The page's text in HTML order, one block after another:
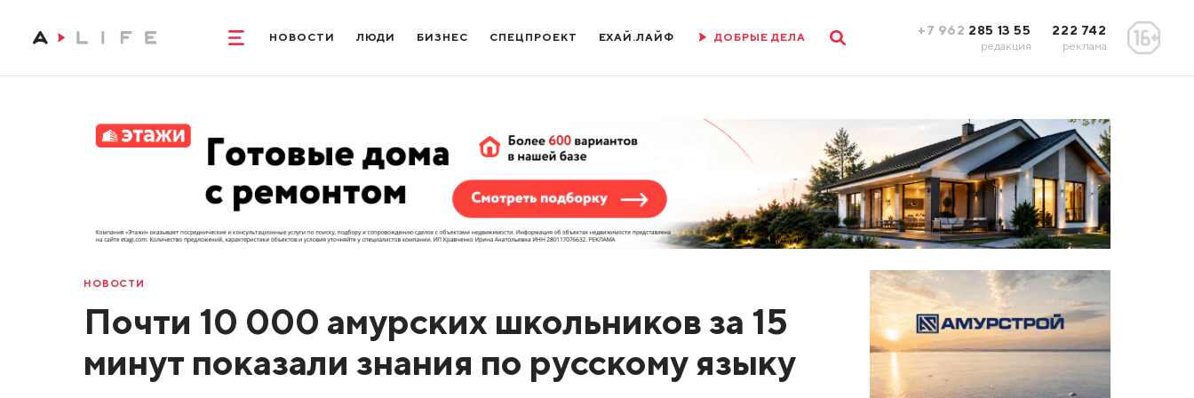
НОВОСТИ ЛЮДИ БИЗНЕС СПЕЦПРОЕКТ ЕХАЙ.ЛАЙФ ДОБРЫЕ ДЕЛА +7 962 285 13 55
редакция
222 742
реклама
НОВОСТИ
Почти 10 000 амурских школьников за 15
минут показали знания по русскому языку